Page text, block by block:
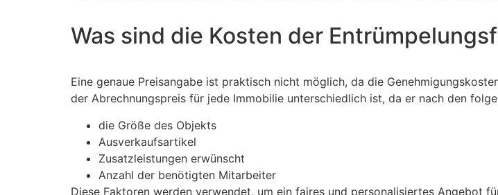
Was sind die Kosten der
Eine genaue Preisangabe ist praktisch nicht möglich, da die
der Abrechnungspreis für jede Immobilie unterschiedlich ist, da er nach den
die Größe des Objekts
Ausverkaufsartikel
Zusatzleistungen erwünscht
Anzahl der benötigten Mitarbeiter
Diese Faktoren werden verwendet, um ein faires und personalisiertes Angebot